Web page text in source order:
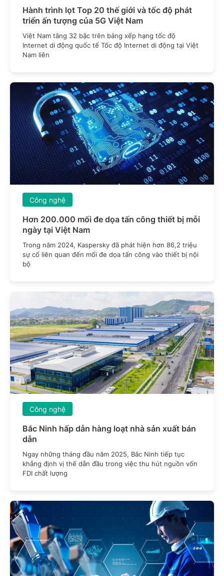
Hành trình lọt Top 20 thế giới và tốc độ phát
triển ấn tượng của 5G Việt Nam
Việt Nam tăng 32 bậc trên bảng xếp hạng tốc độ
Internet di động quốc tế Tốc độ Internet di động tại Việt
Nam liên
Hơn 200.000 mối đe dọa tấn công thiết bị mỗi
ngày tại Việt Nam
Công nghệ
Trong năm 2024, Kaspersky đã phát hiện hơn 86,2 triệu
sự cố liên quan đến mối đe dọa tấn công vào thiết bị nội
bộ
Bắc Ninh hấp dẫn hàng loạt nhà sản xuất bán
dẫn
Công nghệ
Ngay những tháng đầu năm 2025, Bắc Ninh tiếp tục
khẳng định vị thế dẫn đầu trong việc thu hút nguồn vốn
FDI chất lượng